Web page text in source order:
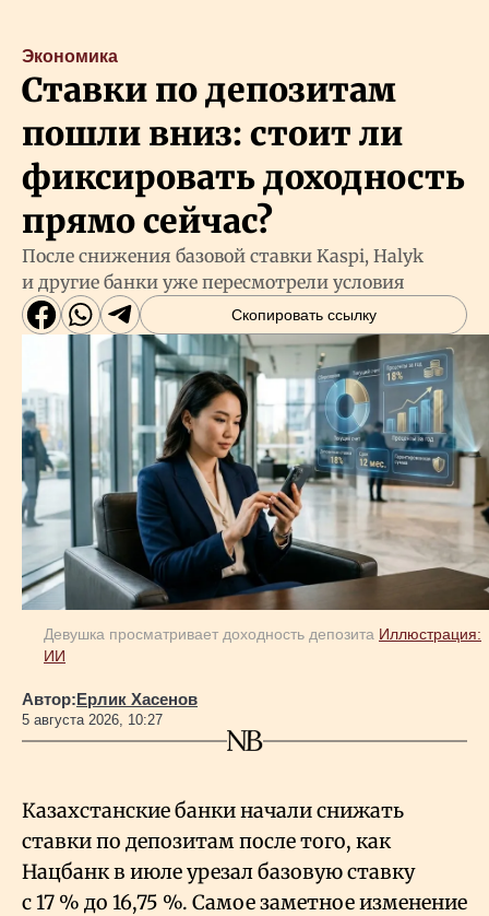
Экономика
Ставки по депозитам
пошли вниз: стоит ли
фиксировать доходность
прямо сейчас?
После снижения базовой ставки Kaspi, Halyk
и другие банки уже пересмотрели условия
Скопировать ссылку
Девушка просматривает доходность депозита Иллюстрация:
ИИ
Автор:Ерлик Хасенов
5 августа 2026, 10:27
Казахстанские банки начали снижать
ставки по депозитам после того, как
Нацбанк в июле урезал базовую ставку
с 17 % до 16,75 %. Самое заметное изменение